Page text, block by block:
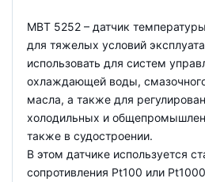
MBT 5252 – датчик
для тяжелых условий
использовать для систем
охлаждающей воды,
масла, а также для
холодильных и
также в судостроении.
В этом датчике используется
сопротивления Pt100 или